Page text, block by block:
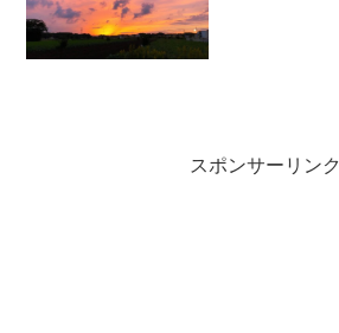
スポンサーリンク